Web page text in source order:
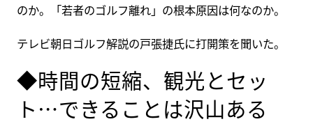
のか。「若者のゴルフ離れ」の根本原因は何なのか。
テレビ朝日ゴルフ解説の戸張捷氏に打開策を聞いた。
◆時間の短縮、観光とセッ
ト…できることは沢山ある